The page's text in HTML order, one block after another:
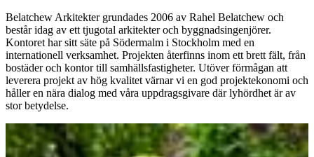
Belatchew Arkitekter grundades 2006 av Rahel Belatchew och
består idag av ett tjugotal arkitekter och byggnadsingenjörer.
Kontoret har sitt säte på Södermalm i Stockholm med en
internationell verksamhet. Projekten återfinns inom ett brett fält, från
bostäder och kontor till samhällsfastigheter. Utöver förmågan att
leverera projekt av hög kvalitet värnar vi en god projektekonomi och
håller en nära dialog med våra uppdragsgivare där lyhördhet är av
stor betydelse.